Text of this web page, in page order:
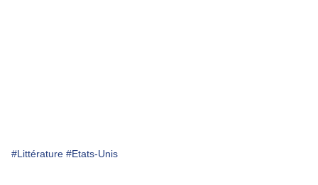
#Littérature #Etats-Unis